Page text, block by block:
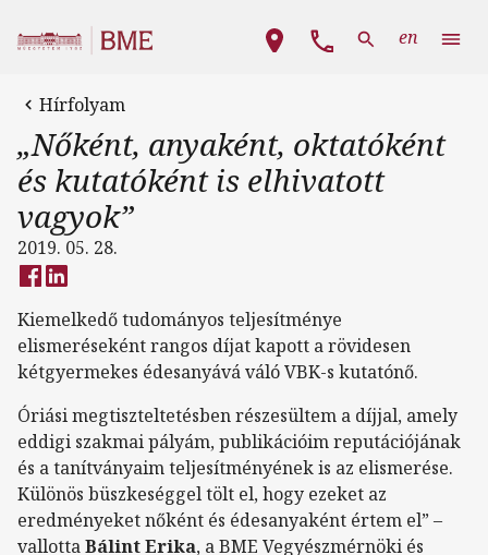
Fő navigáció
en
Hírfolyam
„Nőként, anyaként, oktatóként
és kutatóként is elhivatott
vagyok”
2019. 05. 28.
Kiemelkedő tudományos teljesítménye
elismeréseként rangos díjat kapott a rövidesen
kétgyermekes édesanyává váló VBK-s kutatónő.
Óriási megtiszteltetésben részesültem a díjjal, amely
eddigi szakmai pályám, publikációim reputációjának
és a tanítványaim teljesítményének is az elismerése.
Különös büszkeséggel tölt el, hogy ezeket az
eredményeket nőként és édesanyaként értem el” –
vallottaBálint Erika, a BME Vegyészmérnöki és